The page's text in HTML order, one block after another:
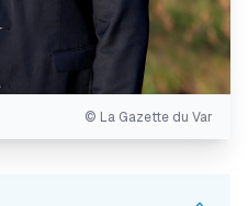
© La Gazette du Var